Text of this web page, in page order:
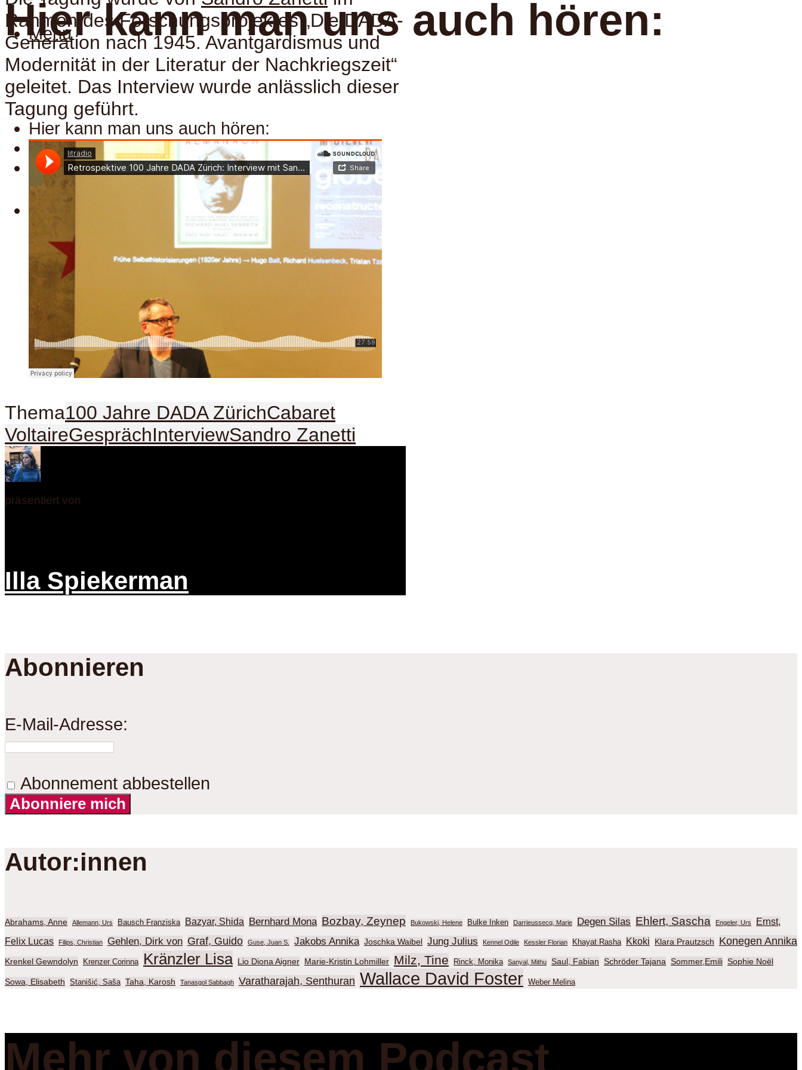
Menu
Hier kann man uns auch hören:
Hier kann man uns auch hören:
Spotify
Apple
Menu
Rahmen des Forschungsprojektes „Die DADA-
Generation nach 1945. Avantgardismus und
Modernität in der Literatur der Nachkriegszeit“
geleitet. Das Interview wurde anlässlich dieser
Tagung geführt.
Thema100 Jahre DADA ZürichCabaret
VoltaireGesprächInterviewSandro Zanetti
präsentiert von
Illa Spiekerman
Abonnieren
E-Mail-Adresse:
Abonnement abbestellen
Abonniere mich
Autor:innen
Abrahams, Anne Allemann, Urs Bausch Franziska Bazyar, Shida Bernhard Mona Bozbay, Zeynep Bukowski, Helene Bulke Inken Darrieussecq, Marie Degen Silas Ehlert, Sascha Engeler, Urs
Ernst,
Felix Lucas
Filips, Christian Gehlen, Dirk von Graf, Guido Guse, Juan S. Jakobs Annika Joschka Waibel Jung Julius Kennel Odile Kessler Florian Khayat Rasha Kkoki Klara Prautzsch Konegen Annika
Krenkel Gewndolyn Krenzer Corinna Kränzler Lisa Lio Diona Aigner Marie-Kristin Lohmiller Milz, Tine Rinck, Monika Sanyal, Mithu Saul, Fabian Schröder Tajana Sommer,Emili Sophie Noël
Sowa, Elisabeth Stanišić, Saša Taha, Karosh Tanasgol Sabbagh Varatharajah, Senthuran Wallace David Foster Weber Melina
Mehr von diesem Podcast